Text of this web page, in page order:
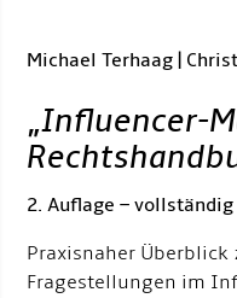
Michael Terhaag |
„Influencer-
2. Auflage –
Praxisnaher Überblick
Fragestellungen im